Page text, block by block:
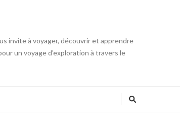
invite à voyager, découvrir et apprendre
un voyage d'exploration à travers le